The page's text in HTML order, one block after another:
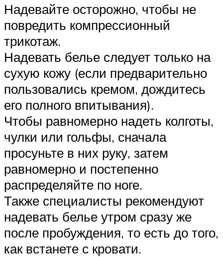
Надевайте осторожно, чтобы не
повредить компрессионный
трикотаж.
Надевать белье следует только на
сухую кожу (если предварительно
пользовались кремом, дождитесь
его полного впитывания).
Чтобы равномерно надеть колготы,
чулки или гольфы, сначала
просуньте в них руку, затем
равномерно и постепенно
распределяйте по ноге.
Также специалисты рекомендуют
надевать белье утром сразу же
после пробуждения, то есть до того,
как встанете с кровати.